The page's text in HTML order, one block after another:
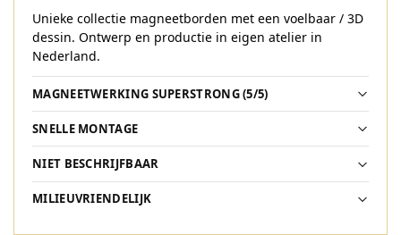
Unieke collectie magneetborden met een voelbaar / 3D
dessin. Ontwerp en productie in eigen atelier in
Nederland.
MAGNEETWERKING SUPERSTRONG (5/5)
SNELLE MONTAGE
NIET BESCHRIJFBAAR
MILIEUVRIENDELIJK